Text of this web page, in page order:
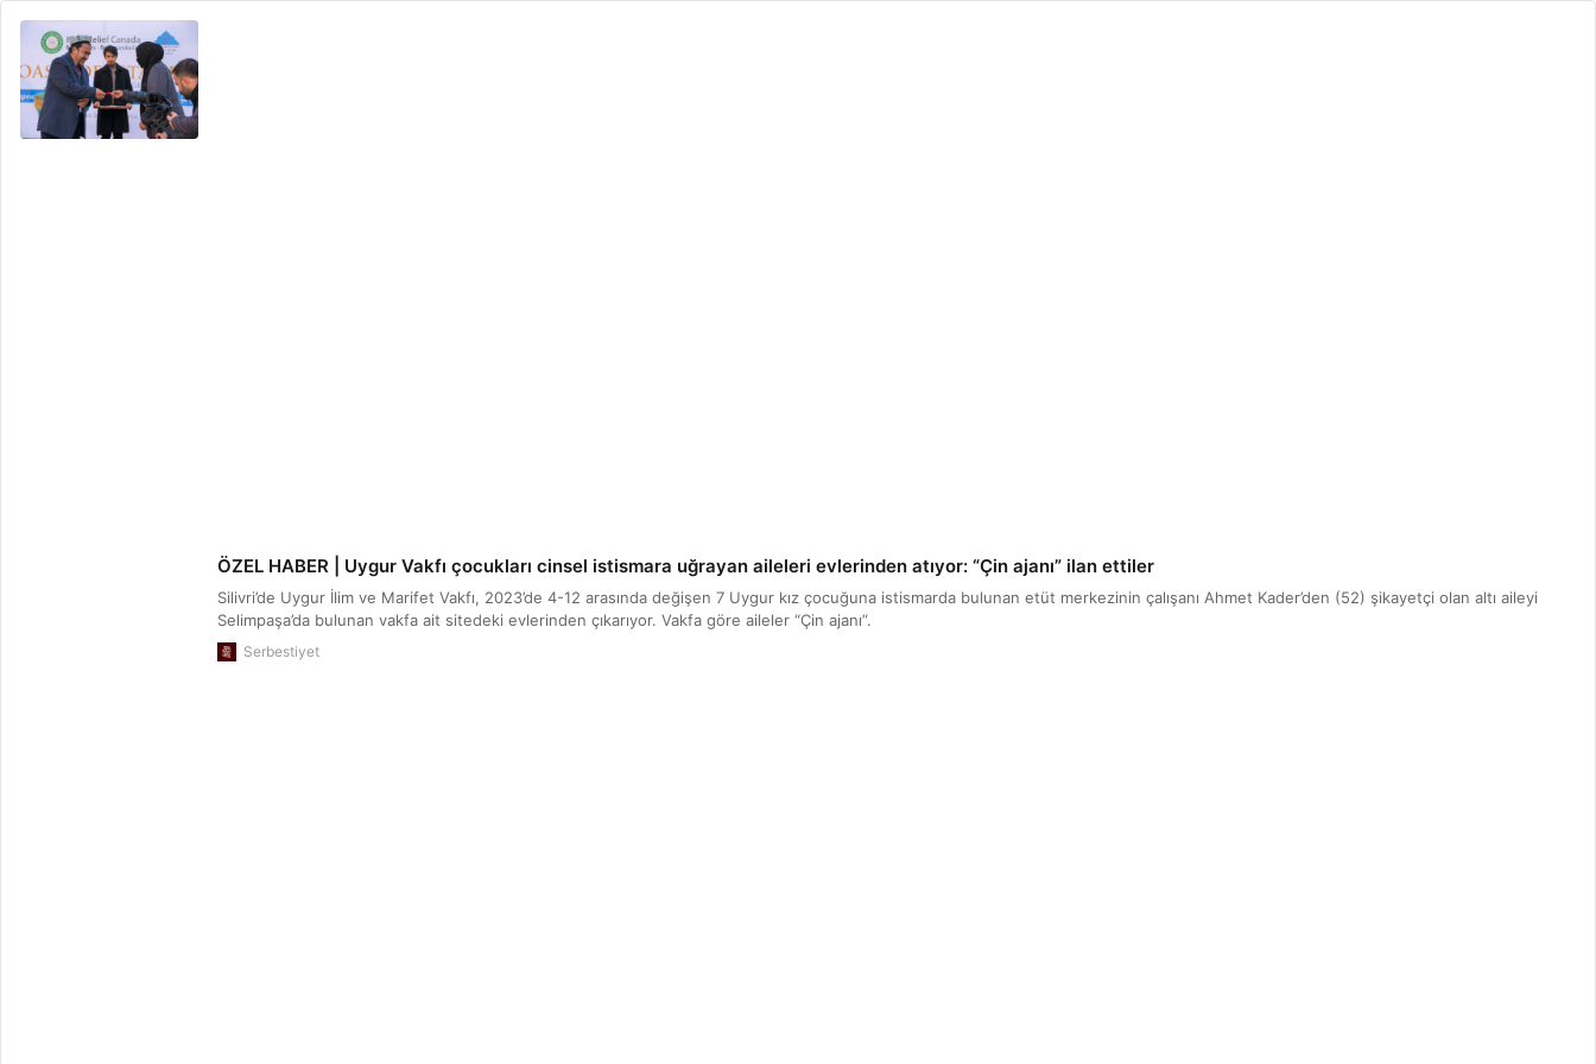
ÖZEL HABER | Uygur Vakfı çocukları cinsel istismara uğrayan aileleri evlerinden atıyor: “Çin ajanı” ilan ettiler
Silivri’de Uygur İlim ve Marifet Vakfı, 2023’de 4-12 arasında değişen 7 Uygur kız çocuğuna istismarda bulunan etüt merkezinin çalışanı Ahmet Kader’den (52) şikayetçi olan altı aileyi
Selimpaşa’da bulunan vakfa ait sitedeki evlerinden çıkarıyor. Vakfa göre aileler “Çin ajanı”.
Serbestiyet